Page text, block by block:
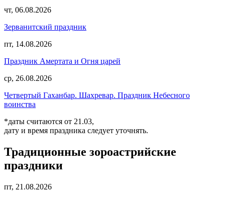
чт, 06.08.2026
Зерванитский праздник
пт, 14.08.2026
Праздник Амертата и Огня царей
ср, 26.08.2026
Четвертый Гаханбар. Шахревар. Праздник Небесного
воинства
*даты считаются от 21.03,
дату и время праздника следует уточнять.
Традиционные зороастрийские
праздники
пт, 21.08.2026